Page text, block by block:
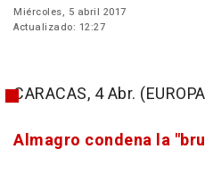
Miércoles, 5 abril 2017
Actualizado: 12:27
CARACAS, 4 Abr.
Almagro condena la